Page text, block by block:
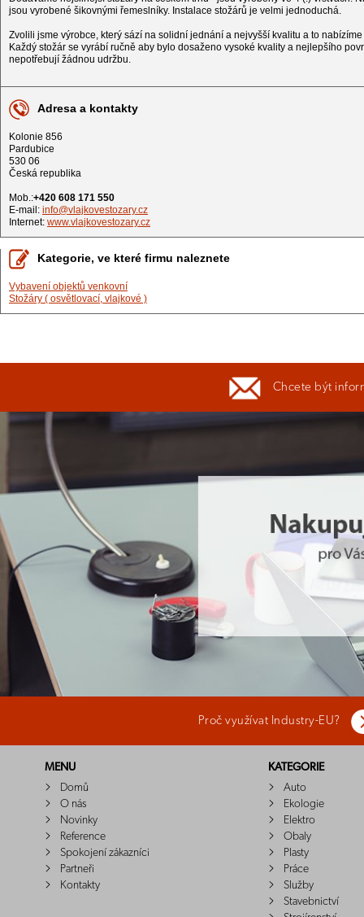
jsou vyrobené šikovnými řemeslníky. Instalace stožárů je velmi jednoduchá.
Zvolili jsme výrobce, který sází na solidní jednání a nejvyšší kvalitu a to nabízíme
Každý stožár se vyrábí ručně aby bylo dosaženo vysoké kvality a nejlepšího
nepotřebují žádnou udržbu.
Adresa a kontakty
Kolonie 856
Pardubice
530 06
Česká republika
Mob.:+420 608 171 550
E-mail: info@vlajkovestozary.cz
Internet: www.vlajkovestozary.cz
Kategorie, ve které firmu naleznete
Vybavení objektů venkovní
Stožáry ( osvětlovací, vlajkové )
Chcete být
Proč využívat Industry-EU?
MENU
Domů
O nás
Novinky
Reference
Spokojení zákazníci
Partneři
Kontakty
KATEGORIE
Auto
Ekologie
Elektro
Obaly
Plasty
Práce
Služby
Stavebnictví